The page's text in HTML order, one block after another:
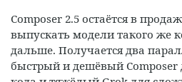
Composer 2.5 остаётся в
выпускать модели такого же
дальше. Получается два
быстрый и дешёвый Composer